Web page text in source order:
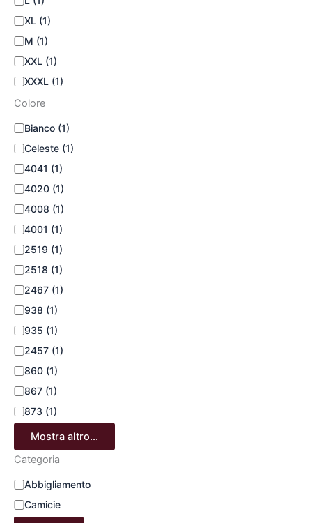
XL (1)
M (1)
XXL (1)
XXXL (1)
Colore
Bianco (1)
Celeste (1)
4041 (1)
4020 (1)
4008 (1)
4001 (1)
2519 (1)
2518 (1)
2467 (1)
938 (1)
935 (1)
2457 (1)
860 (1)
867 (1)
873 (1)
Mostra altro...
Categoria
Abbigliamento
Camicie